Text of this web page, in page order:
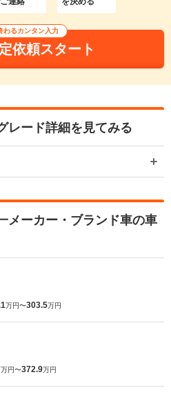
わるカンタン入力
依頼スタート
レード詳細を見てみる
メーカー・ブランド車の車
万円〜303.5万円
万円〜372.9万円